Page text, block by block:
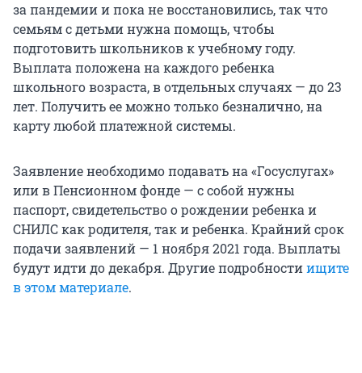
за пандемии и пока не восстановились, так что
семьям с детьми нужна помощь, чтобы
подготовить школьников к учебному году.
Выплата положена на каждого ребенка
школьного возраста, в отдельных случаях — до 23
лет. Получить ее можно только безналично, на
карту любой платежной системы.
Заявление необходимо подавать на «Госуслугах»
или в Пенсионном фонде — с собой нужны
паспорт, свидетельство о рождении ребенка и
СНИЛС как родителя, так и ребенка. Крайний срок
подачи заявлений — 1 ноября 2021 года. Выплаты
будут идти до декабря. Другие подробностиищите
в этом материале.